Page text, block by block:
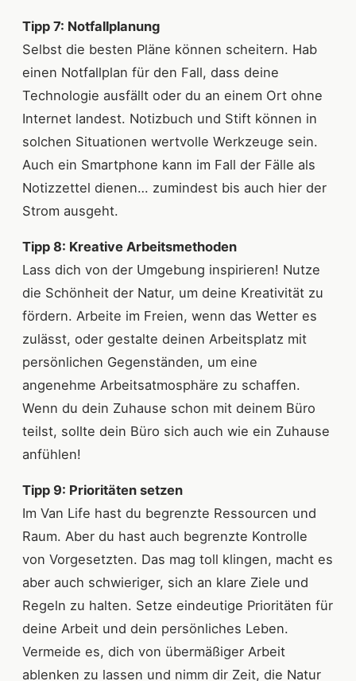
Tipp 7: Notfallplanung
Selbst die besten Pläne können scheitern. Hab
einen Notfallplan für den Fall, dass deine
Technologie ausfällt oder du an einem Ort ohne
Internet landest. Notizbuch und Stift können in
solchen Situationen wertvolle Werkzeuge sein.
Auch ein Smartphone kann im Fall der Fälle als
Notizzettel dienen… zumindest bis auch hier der
Strom ausgeht.
Tipp 8: Kreative Arbeitsmethoden
Lass dich von der Umgebung inspirieren! Nutze
die Schönheit der Natur, um deine Kreativität zu
fördern. Arbeite im Freien, wenn das Wetter es
zulässt, oder gestalte deinen Arbeitsplatz mit
persönlichen Gegenständen, um eine
angenehme Arbeitsatmosphäre zu schaffen.
Wenn du dein Zuhause schon mit deinem Büro
teilst, sollte dein Büro sich auch wie ein Zuhause
anfühlen!
Tipp 9: Prioritäten setzen
Im Van Life hast du begrenzte Ressourcen und
Raum. Aber du hast auch begrenzte Kontrolle
von Vorgesetzten. Das mag toll klingen, macht es
aber auch schwieriger, sich an klare Ziele und
Regeln zu halten. Setze eindeutige Prioritäten für
deine Arbeit und dein persönliches Leben.
Vermeide es, dich von übermäßiger Arbeit
ablenken zu lassen und nimm dir Zeit, die Natur